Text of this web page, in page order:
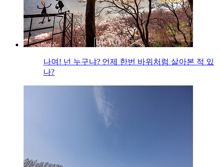
나여! 넌 누구냐? 언제 한번 바위처럼 살아본 적 있
나?